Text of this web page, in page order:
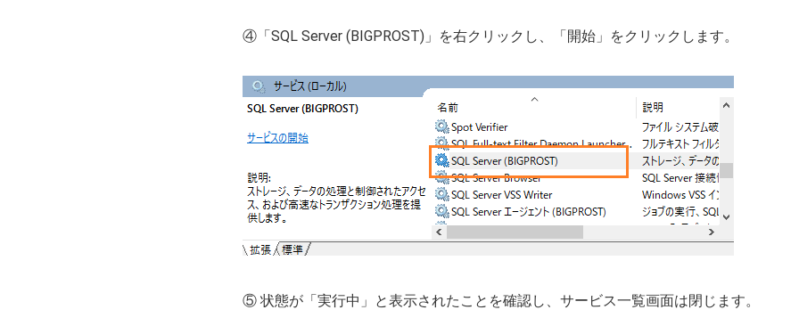
④「SQL Server (BIGPROST)」を右クリックし、「開始」をクリックします。
⑤ 状態が「実行中」と表示されたことを確認し、サービス一覧画面は閉じます。